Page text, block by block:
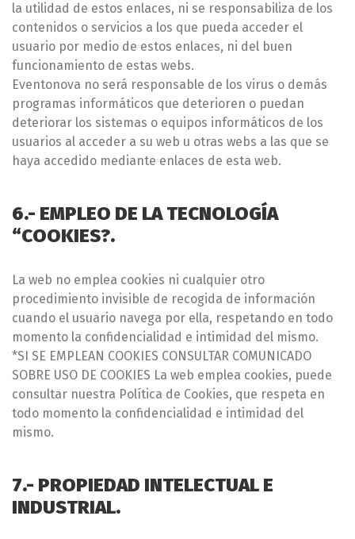
la utilidad de estos enlaces, ni se responsabiliza de los
contenidos o servicios a los que pueda acceder el
usuario por medio de estos enlaces, ni del buen
funcionamiento de estas webs.
Eventonova no será responsable de los virus o demás
programas informáticos que deterioren o puedan
deteriorar los sistemas o equipos informáticos de los
usuarios al acceder a su web u otras webs a las que se
haya accedido mediante enlaces de esta web.
6.- EMPLEO DE LA TECNOLOGÍA
“COOKIES?.
La web no emplea cookies ni cualquier otro
procedimiento invisible de recogida de información
cuando el usuario navega por ella, respetando en todo
momento la confidencialidad e intimidad del mismo.
*SI SE EMPLEAN COOKIES CONSULTAR COMUNICADO
SOBRE USO DE COOKIES La web emplea cookies, puede
consultar nuestra Política de Cookies, que respeta en
todo momento la confidencialidad e intimidad del
mismo.
7.- PROPIEDAD INTELECTUAL E
INDUSTRIAL.